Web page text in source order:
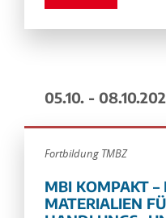
05.10. -
Fortbildung TMBZ
MBI KOMPAKT
MATERIALIEN